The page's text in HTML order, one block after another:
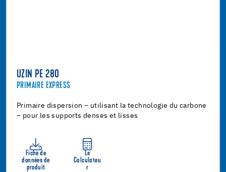
UZIN PE 280
PRIMAIRE EXPRESS
Primaire dispersion – utilisant la technologie du carbone
– pour les supports denses et lisses
Fiche de
données de
produit
Le
Calculateu
r